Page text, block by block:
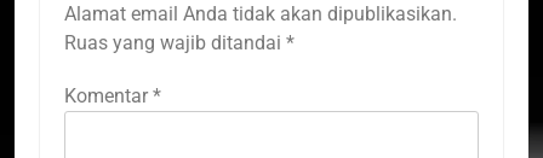
Alamat email Anda tidak akan dipublikasikan.
Ruas yang wajib ditandai *
Komentar *